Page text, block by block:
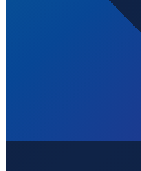
Shenzhen